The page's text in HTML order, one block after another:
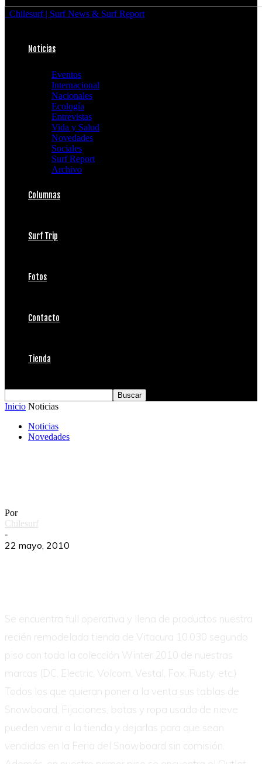
Chilesurf | Surf News & Surf Report
Noticias
Eventos
Internacional
Nacionales
Ecología
Entrevistas
Vida y Salud
Novedades
Sociales
Surf Report
Archivo
Columnas
Surf Trip
Fotos
Contacto
Tienda
Inicio Noticias
Noticias
Novedades
Por
Chilesurf
-
22 mayo, 2010
Se encuentra full operativa y llena de productos nuestra
recién remodelada tienda de Vitacura 10.030 segundo
piso con toda la colección Winter 2010 de nuestras
marcas (DC, Electric, Volcom, Vestal, Fox, Rusty, etc.)
Todos los que quieran poner a la venta sus tablas de
Snowboard, Fijaciones, botas y ropa usada de nieve
pueden venir a la tienda y dejarlas para que sean
vendidas en la Feria del Snowboard sin comisión.